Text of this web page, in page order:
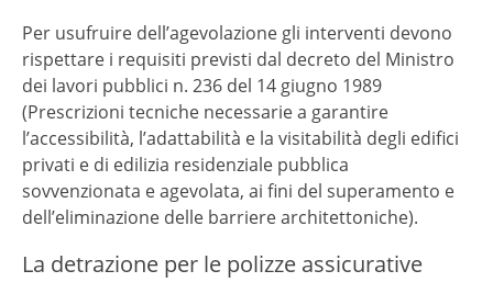
Per usufruire dell’agevolazione gli interventi devono
rispettare i requisiti previsti dal decreto del Ministro
dei lavori pubblici n. 236 del 14 giugno 1989
(Prescrizioni tecniche necessarie a garantire
l’accessibilità, l’adattabilità e la visitabilità degli edifici
privati e di edilizia residenziale pubblica
sovvenzionata e agevolata, ai fini del superamento e
dell’eliminazione delle barriere architettoniche).
La detrazione per le polizze assicurative